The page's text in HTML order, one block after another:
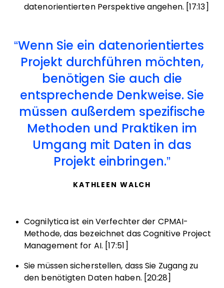
datenorientierten Perspektive angehen. [17:13]
Wenn Sie ein datenorientiertes
Projekt durchführen möchten,
benötigen Sie auch die
entsprechende Denkweise. Sie
müssen außerdem spezifische
Methoden und Praktiken im
Umgang mit Daten in das
Projekt einbringen.
KATHLEEN WALCH
Cognilytica ist ein Verfechter der CPMAI-
Methode, das bezeichnet das Cognitive Project
Management for AI. [17:51]
Sie müssen sicherstellen, dass Sie Zugang zu
den benötigten Daten haben. [20:28]